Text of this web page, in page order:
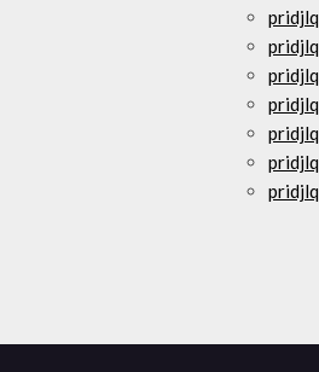
pridjlq
pridjlq
pridjlq
pridjlq
pridjlq
pridjlq
pridjlq